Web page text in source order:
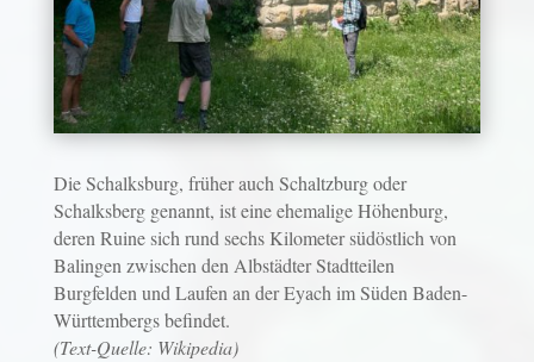
Die Schalksburg, früher auch Schaltzburg oder
Schalksberg genannt, ist eine ehemalige Höhenburg,
deren Ruine sich rund sechs Kilometer südöstlich von
Balingen zwischen den Albstädter Stadtteilen
Burgfelden und Laufen an der Eyach im Süden Baden-
Württembergs befindet.
(Text-Quelle: Wikipedia)